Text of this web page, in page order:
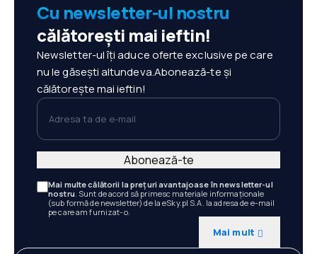
Cu newsletter-ul nostru
călătorești mai ieftin!
Newsletter-ul îți aduce oferte exclusive pe care
nu le găsești altundeva.Abonează-te și
călătorește mai ieftin!
Adresa ta de e-mail
Mai multe călătorii la prețuri avantajoase în newsletter-ul
nostru. Sunt de acord să primesc materiale informaționale
(sub formă de newsletter) de la eSky.pl S.A. la adresa de e-mail
pe care am furnizat-o.
Mai mult
Abonează-te